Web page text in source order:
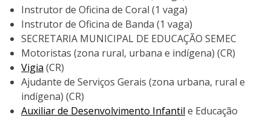
Instrutor de Oficina de Coral (1 vaga)
Instrutor de Oficina de Banda (1 vaga)
SECRETARIA MUNICIPAL DE EDUCAÇÃO SEMEC
Motoristas (zona rural, urbana e indígena) (CR)
Vigia (CR)
Ajudante de Serviços Gerais (zona urbana, rural e
indígena) (CR)
Auxiliar de Desenvolvimento Infantil e Educação